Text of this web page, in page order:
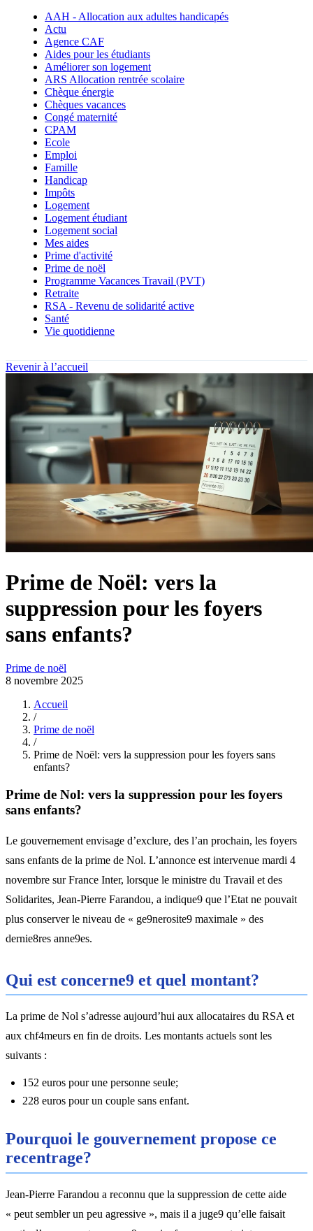
AAH - Allocation aux adultes handicapés
Actu
Agence CAF
Aides pour les étudiants
Améliorer son logement
ARS Allocation rentrée scolaire
Chèque énergie
Chèques vacances
Congé maternité
CPAM
Ecole
Emploi
Famille
Handicap
Impôts
Logement
Logement étudiant
Logement social
Mes aides
Prime d'activité
Prime de noël
Programme Vacances Travail (PVT)
Retraite
RSA - Revenu de solidarité active
Santé
Vie quotidienne
Revenir à l’accueil
Prime de Noël: vers la
suppression pour les foyers
sans enfants?
Prime de noël
8 novembre 2025
Accueil
/
Prime de noël
/
Prime de Noël: vers la suppression pour les foyers sans
enfants?
Prime de Nol: vers la suppression pour les foyers
sans enfants?
Le gouvernement envisage d’exclure, des l’an prochain, les foyers
sans enfants de la prime de Nol. L’annonce est intervenue mardi 4
novembre sur France Inter, lorsque le ministre du Travail et des
Solidarites, Jean-Pierre Farandou, a indique9 que l’Etat ne pouvait
plus conserver le niveau de « ge9nerosite9 maximale » des
dernie8res anne9es.
Qui est concerne9 et quel montant?
La prime de Nol s’adresse aujourd’hui aux allocataires du RSA et
aux chf4meurs en fin de droits. Les montants actuels sont les
suivants :
152 euros pour une personne seule;
228 euros pour un couple sans enfant.
Pourquoi le gouvernement propose ce
recentrage?
Jean-Pierre Farandou a reconnu que la suppression de cette aide
« peut sembler un peu agressive », mais il a juge9 qu’elle faisait